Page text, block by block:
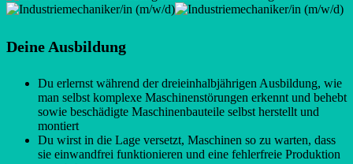
Deine Ausbildung
Du erlernst während der dreieinhalbjährigen Ausbildung, wie
man selbst komplexe Maschinenstörungen erkennt und behebt
sowie beschädigte Maschinenbauteile selbst herstellt und
montiert
Du wirst in die Lage versetzt, Maschinen so zu warten, dass
sie einwandfrei funktionieren und eine fehlerfreie Produktion